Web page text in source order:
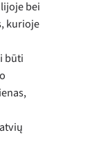
bei
kurioje
būti